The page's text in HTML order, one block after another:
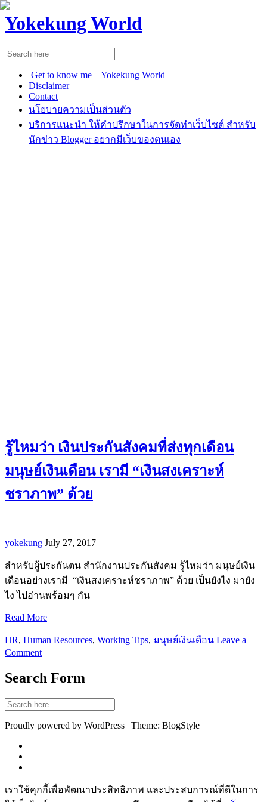
Yokekung World
Get to know me – Yokekung World
Disclaimer
Contact
นโยบายความเป็นส่วนตัว
บริการแนะนำ ให้คำปรึกษาในการจัดทำเว็บไซต์ สำหรับ
นักข่าว Blogger อยากมีเว็บของตนเอง
รู้ไหมว่า เงินประกันสังคมที่ส่งทุกเดือน
มนุษย์เงินเดือน เรามี “เงินสงเคราะห์
ชราภาพ” ด้วย
yokekung July 27, 2017
สำหรับผู้ประกันตน สำนักงานประกันสังคม รู้ไหมว่า มนุษย์เงิน
เดือนอย่างเรามี “เงินสงเคราะห์ชราภาพ” ด้วย เป็นยังไง มายัง
ไง ไปอ่านพร้อมๆ กัน
Read More
HR, Human Resources, Working Tips, มนุษย์เงินเดือน Leave a
Comment
Search Form
Proudly powered by WordPress | Theme: BlogStyle
เราใช้คุกกี้เพื่อพัฒนาประสิทธิภาพ และประสบการณ์ที่ดีในการ